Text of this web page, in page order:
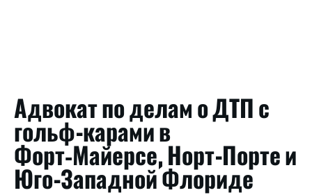
Адвокат по делам о ДТП с
гольф-карами в
Форт‑Майерсе, Норт-Порте и
Юго-Западной Флориде